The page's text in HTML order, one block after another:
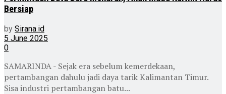
Bersiap
by Sirana.id
5 June 2025
0
SAMARINDA - Sejak era sebelum kemerdekaan,
pertambangan dahulu jadi daya tarik Kalimantan Timur.
Sisa industri pertambangan batu...